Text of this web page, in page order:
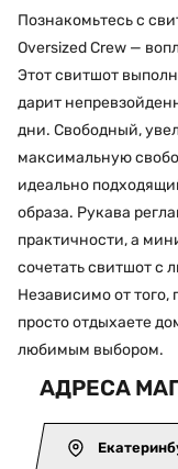
Познакомьтесь с
Oversized Crew —
Этот свитшот
дарит
дни. Свободный,
максимальную
идеально
образа. Рукава
практичности, а
сочетать свитшот с
Независимо от
просто отдыхаете
любимым выбором.
АДРЕСА